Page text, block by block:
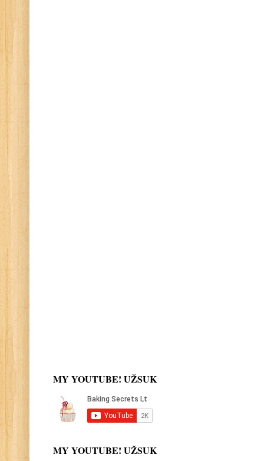
MY YOUTUBE! UŽSUK
MY YOUTUBE! UŽSUK